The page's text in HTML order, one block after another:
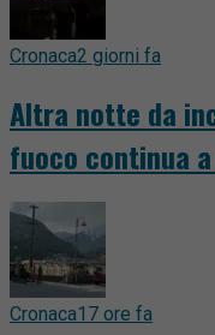
Cronaca2 giorni fa
Altra notte da
fuoco continua
Cronaca17 ore fa